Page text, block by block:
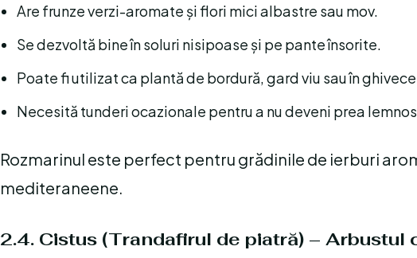
Are frunze verzi-aromate și flori mici albastre sau mov.
Se dezvoltă bine în soluri nisipoase și pe pante însorite.
Poate fi utilizat ca plantă de bordură, gard viu sau în
Necesită tunderi ocazionale pentru a nu deveni prea
Rozmarinul este perfect pentru grădinile de ierburi
mediteraneene.
2.4. Cistus (Trandafirul de piatră) – Arbustul